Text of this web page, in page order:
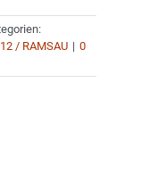
/ RAMSAU | 0